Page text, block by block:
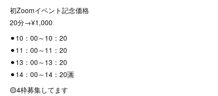
初Zoomイベント記念価格
20分→¥1,000
⚫︎10：00～10：20
⚫︎11：00～11：20
⚫︎13：00～13：20
⚫︎14：00～14：20🈵
🟡4枠募集してます